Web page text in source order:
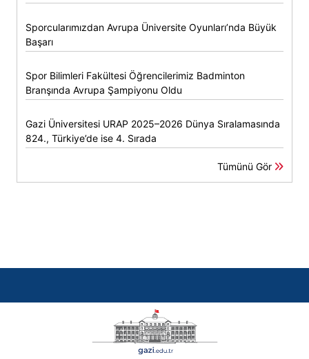
Sporcularımızdan Avrupa Üniversite Oyunları’nda Büyük
Başarı
Spor Bilimleri Fakültesi Öğrencilerimiz Badminton
Branşında Avrupa Şampiyonu Oldu
Gazi Üniversitesi URAP 2025–2026 Dünya Sıralamasında
824., Türkiye’de ise 4. Sırada
Tümünü Gör